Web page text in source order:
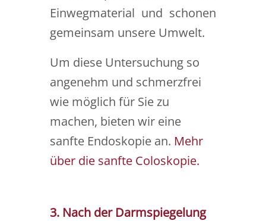
Einwegmaterial und schonen
gemeinsam unsere Umwelt.
Um diese Untersuchung so
angenehm und schmerzfrei
wie möglich für Sie zu
machen, bieten wir eine
sanfte Endoskopie an. Mehr
über die sanfte Coloskopie.
3. Nach der Darmspiegelung